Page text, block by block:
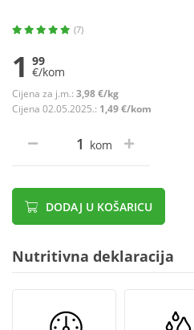
(7)
1 99
€/kom
Cijena za j.m.: 3,98 €/kg
Cijena 02.05.2025.: 1,49 €/kom
kom
DODAJ U KOŠARICU
Nutritivna deklaracija